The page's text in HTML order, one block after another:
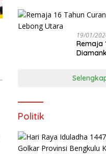
19/01/
Remaja
Politik